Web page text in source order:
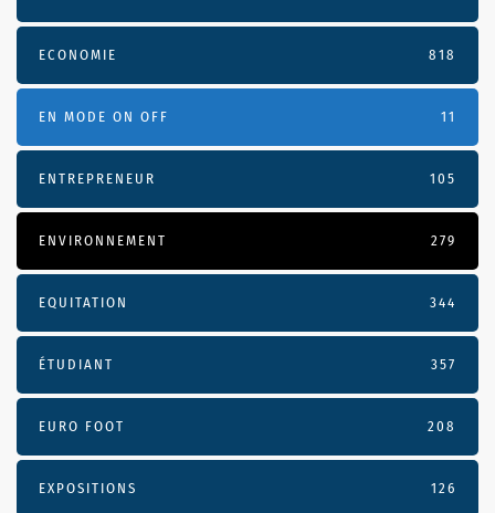
ECONOMIE 818
EN MODE ON OFF 11
ENTREPRENEUR 105
ENVIRONNEMENT 279
EQUITATION 344
ÉTUDIANT 357
EURO FOOT 208
EXPOSITIONS 126